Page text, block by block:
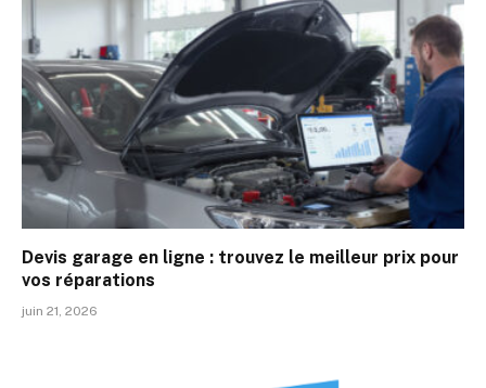
Devis garage en ligne : trouvez le meilleur prix pour
vos réparations
juin 21, 2026